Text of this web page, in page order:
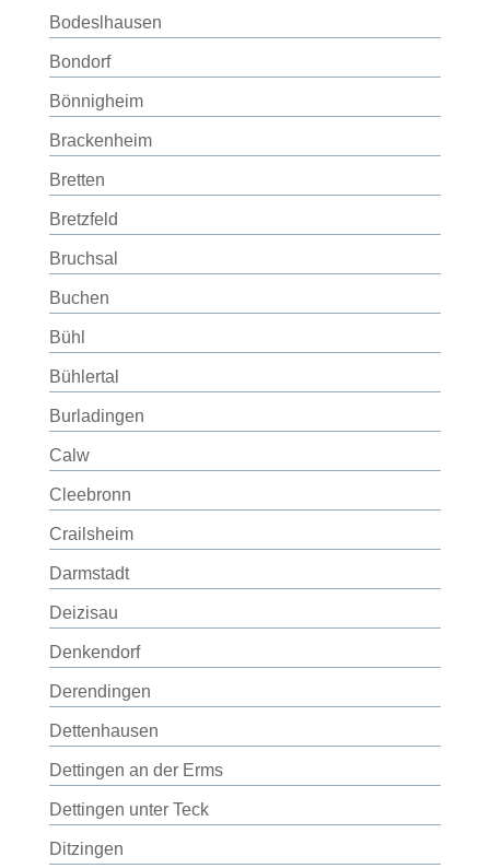
Bodeslhausen
Bondorf
Bönnigheim
Brackenheim
Bretten
Bretzfeld
Bruchsal
Buchen
Bühl
Bühlertal
Burladingen
Calw
Cleebronn
Crailsheim
Darmstadt
Deizisau
Denkendorf
Derendingen
Dettenhausen
Dettingen an der Erms
Dettingen unter Teck
Ditzingen